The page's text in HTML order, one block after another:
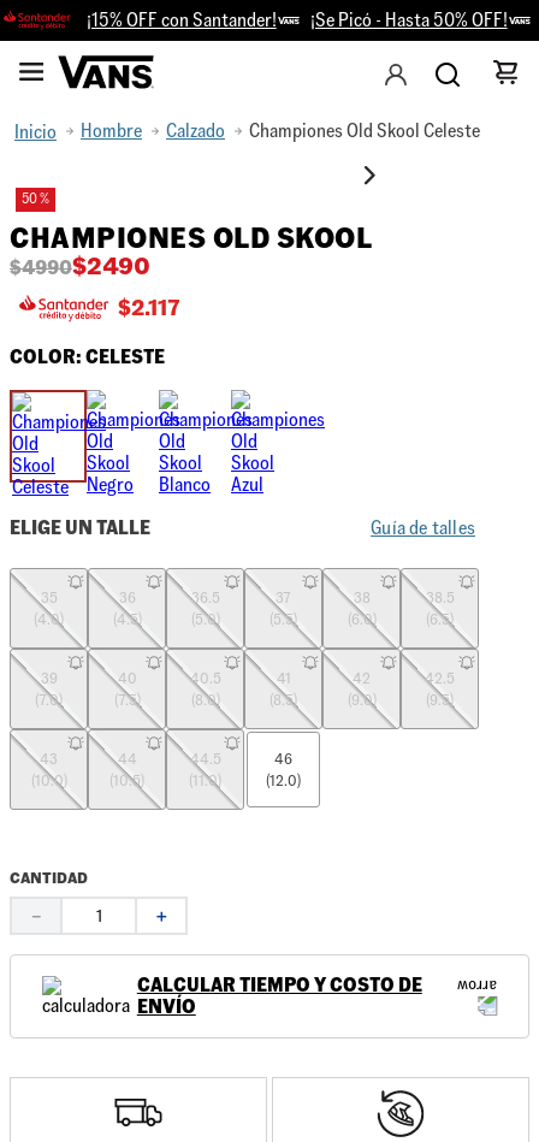
¡15% OFF con Santander! ¡Se Picó - Hasta 50% OFF!
Hombre Calzado Championes Old Skool Celeste
50 %
CHAMPIONES OLD SKOOL
$2490
$4990
$2.117
COLOR:CELESTE
ELIGE UN TALLE Guía de talles
35
(4.0)
36
(4.5)
36.5
(5.0)
37
(5.5)
38
(6.0)
38.5
(6.5)
39
(7.0)
40
(7.5)
40.5
(8.0)
41
(8.5)
42
(9.0)
42.5
(9.5)
43
(10.0)
44
(10.5)
44.5
(11.0)
46
(12.0)
CANTIDAD
＋
－
CALCULAR TIEMPO Y COSTO DE
ENVÍO